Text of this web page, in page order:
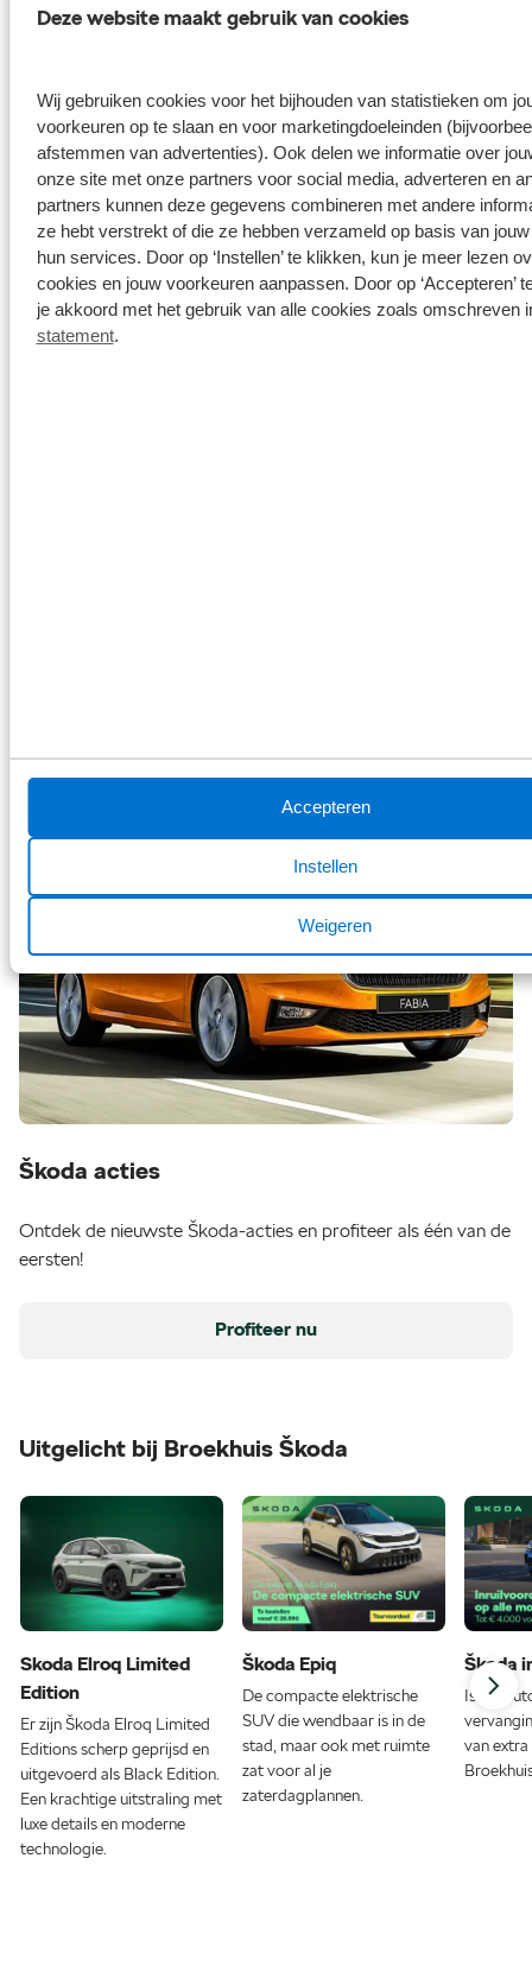
Deze website maakt gebruik van cookies
Wij gebruiken cookies voor het bijhouden van statistieken om
voorkeuren op te slaan en voor marketingdoeleinden
afstemmen van advertenties). Ook delen we informatie over
onze site met onze partners voor social media, adverteren en
partners kunnen deze gegevens combineren met andere
ze hebt verstrekt of die ze hebben verzameld op basis van
hun services. Door op ‘Instellen’ te klikken, kun je meer lezen
cookies en jouw voorkeuren aanpassen. Door op ‘Accepteren’
je akkoord met het gebruik van alle cookies zoals omschreven
statement.
Accepteren
Instellen
Weigeren
Ontdek de elektrische auto's van Škoda
Wilt u comfortabel rijden terwijl u zich bewust bezighoudt
met het milieu?
Bekijk het aanbod
Škoda acties
Ontdek de nieuwste Škoda-acties en profiteer als één van de
eersten!
Profiteer nu
Uitgelicht bij Broekhuis Škoda
Skoda Elroq Limited
Edition
Er zijn Škoda Elroq Limited
Editions scherp geprijsd en
uitgevoerd als Black Edition.
Een krachtige uitstraling met
luxe details en moderne
technologie.
Škoda Epiq
De compacte elektrische
SUV die wendbaar is in de
stad, maar ook met ruimte
zat voor al je
zaterdagplannen.
Škoda
Is uw
van